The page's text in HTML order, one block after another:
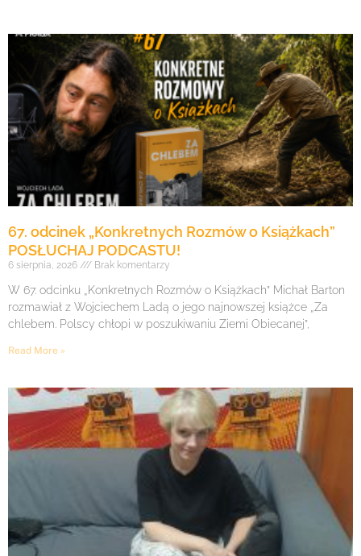
67. odcinek „Konkretnych Rozmów o Książkach”
POSŁUCHAJ PODCASTU!
6 sierpnia, 2026 Brak komentarzy
W 67. odcinku „Konkretnych Rozmów o Książkach” Michał Barton
rozmawiał z Wojciechem Ladą o jego najnowszej książce „Za
chlebem. Polscy chłopi w poszukiwaniu Ziemi Obiecanej”,
Read More »